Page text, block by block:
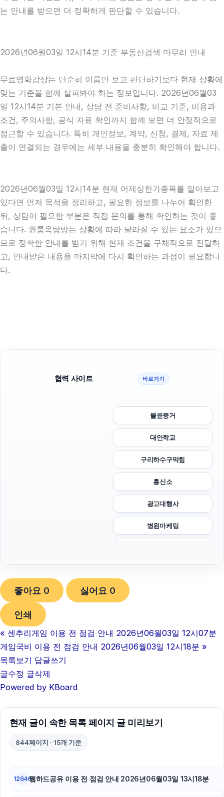
는 안내를 받으면 더 정확하게 판단할 수 있습니다.
2026년06월03일 12시14분 기준 부동산검색 마무리 안내
무료영화감상는 단순히 이름만 보고 판단하기보다 현재 상황에
맞는 기준을 함께 살펴봐야 하는 정보입니다. 2026년06월03
일 12시14분 기본 안내, 상담 전 준비사항, 비교 기준, 비용과
조건, 주의사항, 공식 자료 확인까지 함께 보면 더 안정적으로
접근할 수 있습니다. 특히 개인정보, 계약, 신청, 결제, 자료 제
출이 연결되는 경우에는 세부 내용을 충분히 확인해야 합니다.
2026년06월03일 12시14분 현재 어제상한가종목를 알아보고
있다면 먼저 목적을 정리하고, 필요한 정보를 나누어 확인한
뒤, 상담이 필요한 부분은 직접 문의를 통해 확인하는 것이 좋
습니다. 원룸옥탑방는 상황에 따라 달라질 수 있는 요소가 있으
므로 정확한 안내를 받기 위해 현재 조건을 구체적으로 전달하
고, 안내받은 내용을 마지막에 다시 확인하는 과정이 필요합니
다.
협력 사이트 바로가기
불륜증거
대안학교
구리하수구막힘
흥신소
광고대행사
병원마케팅
김해이혼전문변호사
마포구하수구막힘
좋아요 0 싫어요 0
인쇄
« 센추리게임 이용 전 점검 안내 2026년06월03일 12시07분
게임국비 이용 전 점검 안내 2026년06월03일 12시18분 »
목록보기 답글쓰기
글수정 글삭제
Powered by KBoard
현재 글이 속한 목록 페이지 글 미리보기
844페이지 · 15개 기준
12646웹하드공유 이용 전 점검 안내 2026년06월03일 13시18분